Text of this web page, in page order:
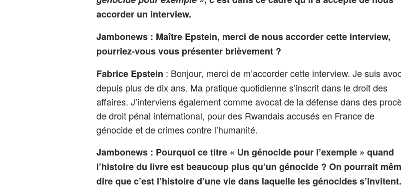
accorder un interview.
Jambonews : Maître Epstein, merci de nous accorder cette interview,
pourriez-vous vous présenter brièvement ?
Fabrice Epstein : Bonjour, merci de m’accorder cette interview. Je suis
depuis plus de dix ans. Ma pratique quotidienne s’inscrit dans le droit des
affaires. J’interviens également comme avocat de la défense dans des
de droit pénal international, pour des Rwandais accusés en France de
génocide et de crimes contre l’humanité.
Jambonews : Pourquoi ce titre « Un génocide pour l’exemple » quand
l’histoire du livre est beaucoup plus qu’un génocide ? On pourrait
dire que c’est l’histoire d’une vie dans laquelle les génocides s’invitent.